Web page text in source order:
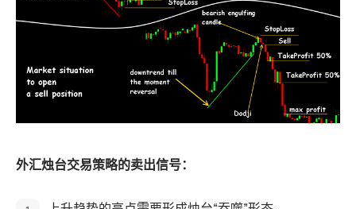
外汇烛台交易策略的卖出信号：